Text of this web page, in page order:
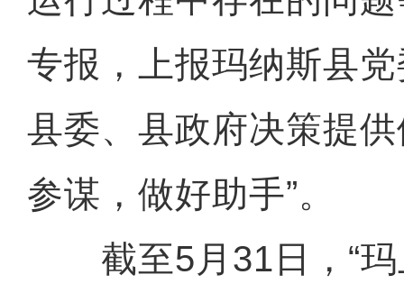
专报，上报玛纳斯县
县委、县政府决策提
参谋，做好助手”。
截至5月31日，“玛